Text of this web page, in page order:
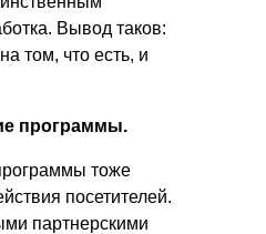
Вывод таков:
том, что есть, и
программы.
тоже
посетителей.
партнерскими